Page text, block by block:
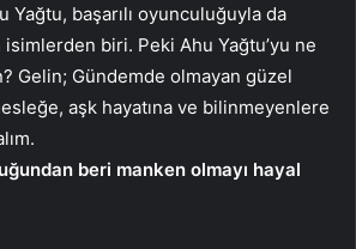
Yağtu, başarılı oyunculuğuyla da
biri. Peki Ahu Yağtu’yu ne
Gelin; Gündemde olmayan güzel
aşk hayatına ve bilinmeyenlere
beri manken olmayı hayal